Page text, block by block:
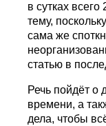
в сутках
тему,
сама же
статью в
Речь пойдёт о
времени, а
дела, чтобы